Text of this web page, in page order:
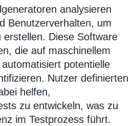
analysieren
Benutzerverhalten, um
erstellen. Diese Software
die auf maschinellem
potentielle
Nutzer definierten
helfen,
zu entwickeln, was zu
im Testprozess führt.